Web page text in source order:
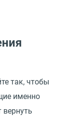
так, чтобы
именно